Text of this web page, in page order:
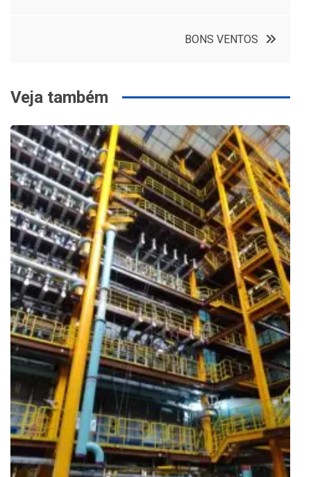
BONS VENTOS
Veja também